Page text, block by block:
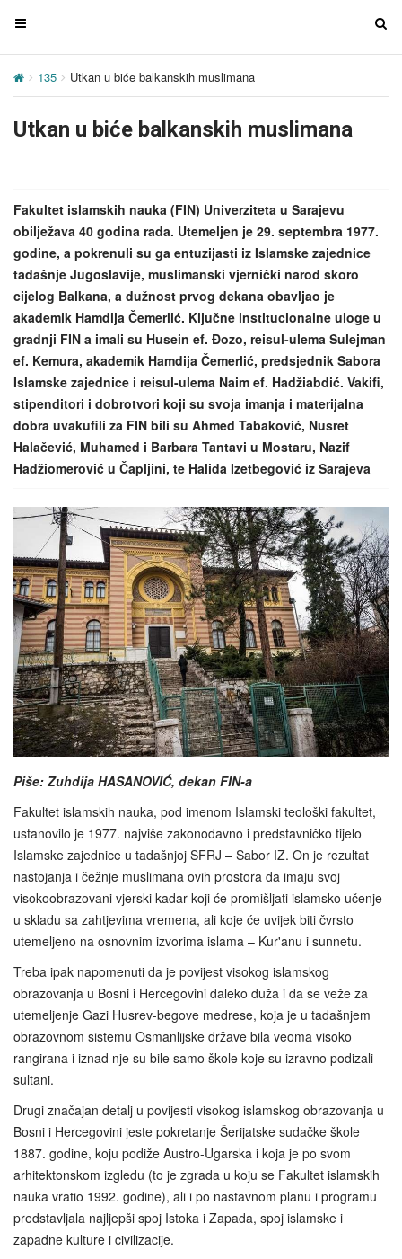
T
g
e
i
g
a
t
i
o
n
T
g
o
n
135 Utkan u biće balkanskih muslimana
Utkan u biće balkanskih muslimana
Fakultet islamskih nauka (FIN) Univerziteta u Sarajevu
obilježava 40 godina rada. Utemeljen je 29. septembra 1977.
godine, a pokrenuli su ga entuzijasti iz Islamske zajednice
tadašnje Jugoslavije, muslimanski vjernički narod skoro
cijelog Balkana, a dužnost prvog dekana obavljao je
akademik Hamdija Čemerlić. Ključne institucionalne uloge u
gradnji FIN a imali su Husein ef. Đozo, reisul-ulema Sulejman
ef. Kemura, akademik Hamdija Čemerlić, predsjednik Sabora
Islamske zajednice i reisul-ulema Naim ef. Hadžiabdić. Vakifi,
stipenditori i dobrotvori koji su svoja imanja i materijalna
dobra uvakufili za FIN bili su Ahmed Tabaković, Nusret
Halačević, Muhamed i Barbara Tantavi u Mostaru, Nazif
Hadžiomerović u Čapljini, te Halida Izetbegović iz Sarajeva
Piše: Zuhdija HASANOVIĆ, dekan FIN-a
Fakultet islamskih nauka, pod imenom Islamski teološki fakultet,
ustanovilo je 1977. najviše zakonodavno i predstavničko tijelo
Islamske zajednice u tadašnjoj SFRJ – Sabor IZ. On je rezultat
nastojanja i čežnje muslimana ovih prostora da imaju svoj
visokoobrazovani vjerski kadar koji će promišljati islamsko učenje
u skladu sa zahtjevima vremena, ali koje će uvijek biti čvrsto
utemeljeno na osnovnim izvorima islama – Kur'anu i sunnetu.
Treba ipak napomenuti da je povijest visokog islamskog
obrazovanja u Bosni i Hercegovini daleko duža i da se veže za
utemeljenje Gazi Husrev-begove medrese, koja je u tadašnjem
obrazovnom sistemu Osmanlijske države bila veoma visoko
rangirana i iznad nje su bile samo škole koje su izravno podizali
sultani.
Drugi značajan detalj u povijesti visokog islamskog obrazovanja u
Bosni i Hercegovini jeste pokretanje Šerijatske sudačke škole
1887. godine, koju podiže Austro-Ugarska i koja je po svom
arhitektonskom izgledu (to je zgrada u koju se Fakultet islamskih
nauka vratio 1992. godine), ali i po nastavnom planu i programu
predstavljala najljepši spoj Istoka i Zapada, spoj islamske i
zapadne kulture i civilizacije.